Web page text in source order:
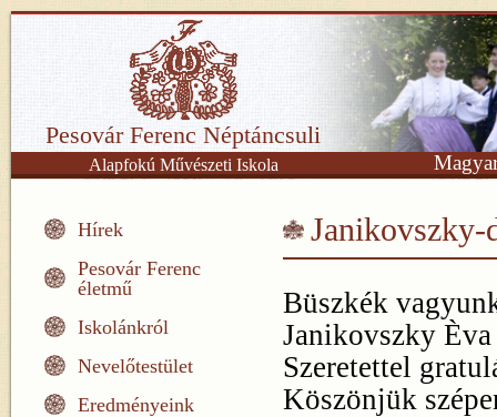
Pesovár Ferenc Néptáncsuli
Alapfokú Művészeti Iskola
Hírek
Pesovár Ferenc
életmű
Iskolánkról
Nevelőtestület
Eredményeink
Janikovszky-
Büszkék
Janikovszky
Szeretettel
Köszönjük